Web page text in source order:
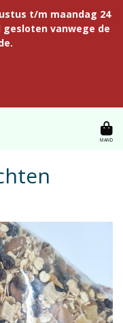
t/m maandag 24
vanwege de
MAND